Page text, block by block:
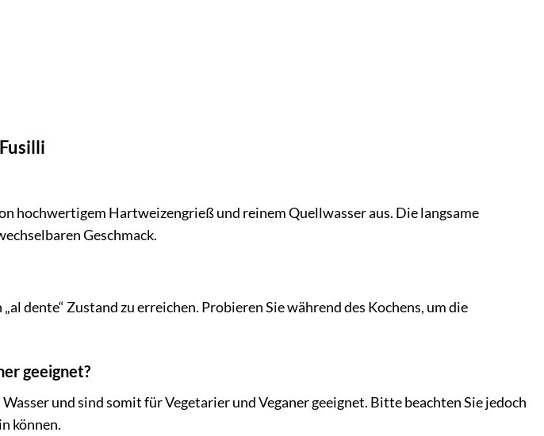
hochwertigem Hartweizengrieß und reinem Quellwasser aus. Die langsame
Geschmack.
dente“ Zustand zu erreichen. Probieren Sie während des Kochens, um die
geeignet?
und sind somit für Vegetarier und Veganer geeignet. Bitte beachten Sie jedoch
können.